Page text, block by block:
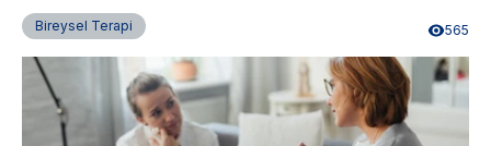
Bireysel Terapi 565